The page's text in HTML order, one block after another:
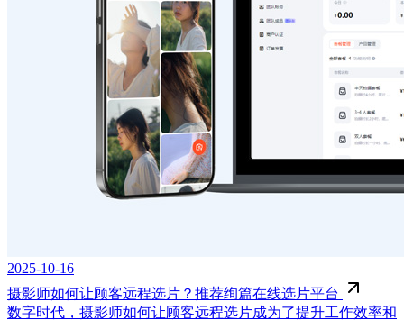
2025-10-16
摄影师如何让顾客远程选片？推荐绚篇在线选片平台
数字时代，摄影师如何让顾客远程选片成为了提升工作效率和